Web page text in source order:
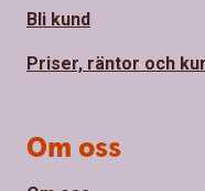
Bli kund
Priser, räntor och
Om oss